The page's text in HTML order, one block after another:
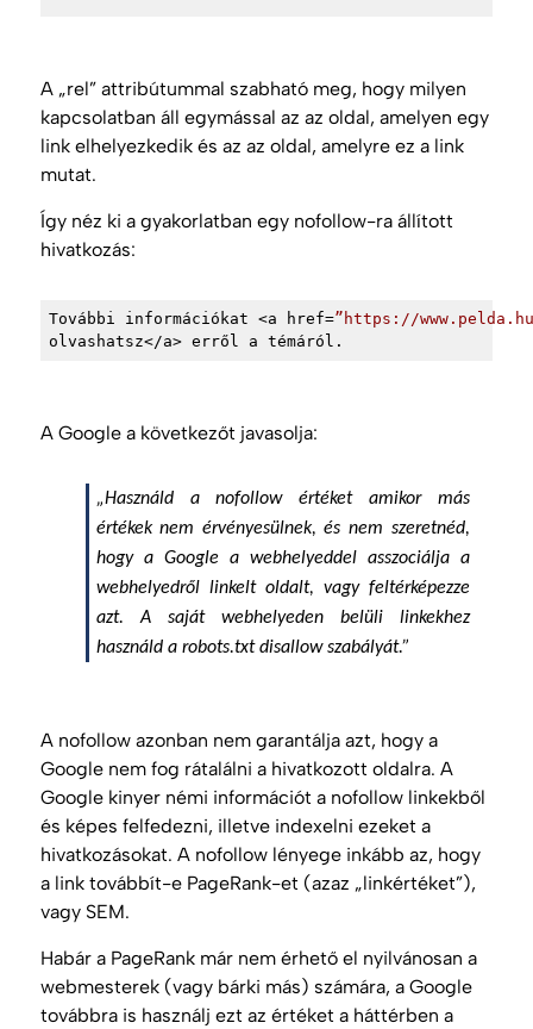
A „rel” attribútummal szabható meg, hogy milyen
kapcsolatban áll egymással az az oldal, amelyen egy
link elhelyezkedik és az az oldal, amelyre ez a link
mutat.
Így néz ki a gyakorlatban egy nofollow-ra állított
hivatkozás:
További információkat <a href=”https://
olvashatsz</a> erről a témáról.
A Google a következőt javasolja:
„Használd a nofollow értéket amikor más
értékek nem érvényesülnek, és nem szeretnéd,
hogy a Google a webhelyeddel asszociálja a
webhelyedről linkelt oldalt, vagy feltérképezze
azt. A saját webhelyeden belüli linkekhez
használd a robots.txt disallow szabályát.”
A nofollow azonban nem garantálja azt, hogy a
Google nem fog rátalálni a hivatkozott oldalra. A
Google kinyer némi információt a nofollow linkekből
és képes felfedezni, illetve indexelni ezeket a
hivatkozásokat. A nofollow lényege inkább az, hogy
a link továbbít-e PageRank-et (azaz „linkértéket”),
vagy SEM.
Habár a PageRank már nem érhető el nyilvánosan a
webmesterek (vagy bárki más) számára, a Google
továbbra is használj ezt az értéket a háttérben a